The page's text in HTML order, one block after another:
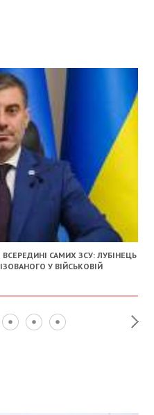
САМИХ ЗСУ: ЛУБІНЕЦЬ
У ВІЙСЬКОВІЙ